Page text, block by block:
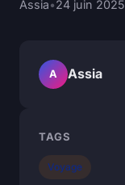
Assia•24 juin 2025
A Assia
TAGS
Voyage